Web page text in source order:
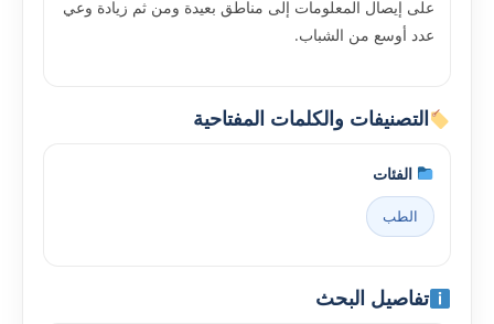
على إيصال المعلومات إلى مناطق بعيدة ومن ثم زيادة وعي
عدد أوسع من الشباب.
التصنيفات والكلمات المفتاحية
الفئات
الطب
تفاصيل البحث